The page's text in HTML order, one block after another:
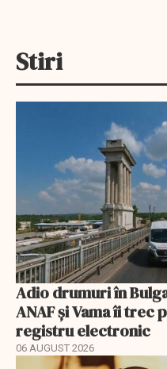
Stiri
Adio drumuri în
ANAF și Vama îi
registru electronic
06 AUGUST 2026